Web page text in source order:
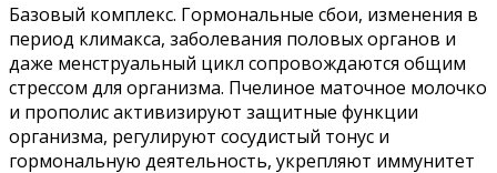
Базовый комплекс. Гормональные сбои, изменения в
период климакса, заболевания половых органов и
даже менструальный цикл сопровождаются общим
стрессом для организма. Пчелиное маточное молочко
и прополис активизируют защитные функции
организма, регулируют сосудистый тонус и
гормональную деятельность, укрепляют иммунитет